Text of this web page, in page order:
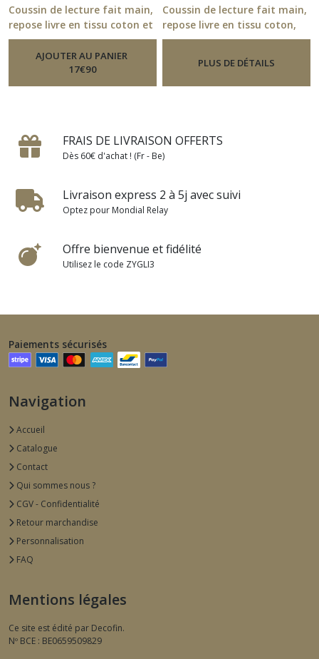
Coussin de lecture fait main,
repose livre en tissu coton et
velours, support livre-Coussin
Lecture Support De Livre En Tissu
AJOUTER AU PANIER
17€90
Coussin de lecture fait main,
repose livre en tissu coton,
support de livre-Coussin
Fait MainPLUS DE DÉTAILS
FRAIS DE LIVRAISON OFFERTS
Dès 60€ d'achat ! (Fr - Be)
Livraison express 2 à 5j avec suivi
Optez pour Mondial Relay
Offre bienvenue et fidélité
Utilisez le code ZYGLI3
Paiements sécurisés
Navigation
Accueil
Catalogue
Contact
Qui sommes nous ?
CGV - Confidentialité
Retour marchandise
Personnalisation
FAQ
Mentions légales
Ce site est édité par Decofin.
Nº BCE : BE0659509829